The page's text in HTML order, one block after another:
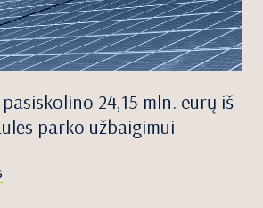
24,15 mln. eurų iš
parko užbaigimui